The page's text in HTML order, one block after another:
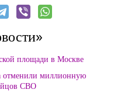
площади в Москве
миллионную
СВО